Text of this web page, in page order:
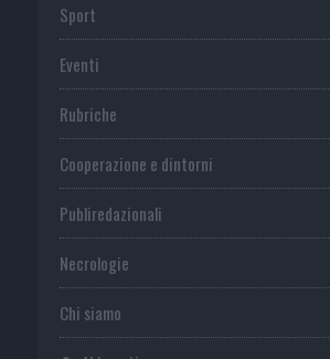
Sport
Eventi
Rubriche
Cooperazione e dintorni
Publiredazionali
Necrologie
Chi siamo